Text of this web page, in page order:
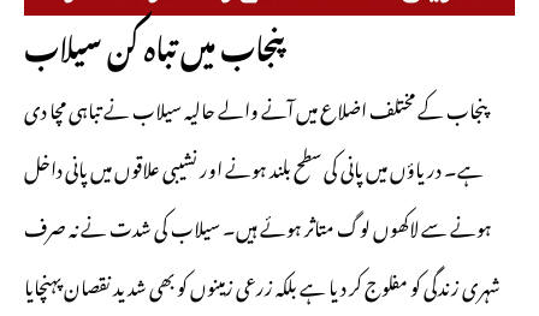
پنجاب میں تباہ کن سیلاب
پنجاب کے مختلف اضلاع میں آنے والے حالیہ سیلاب نے تباہی مچا دی
ہے۔ دریاؤں میں پانی کی سطح بلند ہونے اور نشیبی علاقوں میں پانی داخل
ہونے سے لاکھوں لوگ متاثر ہوئے ہیں۔ سیلاب کی شدت نے نہ صرف
شہری زندگی کو مفلوج کر دیا ہے بلکہ زرعی زمینوں کو بھی شدید نقصان پہنچایا